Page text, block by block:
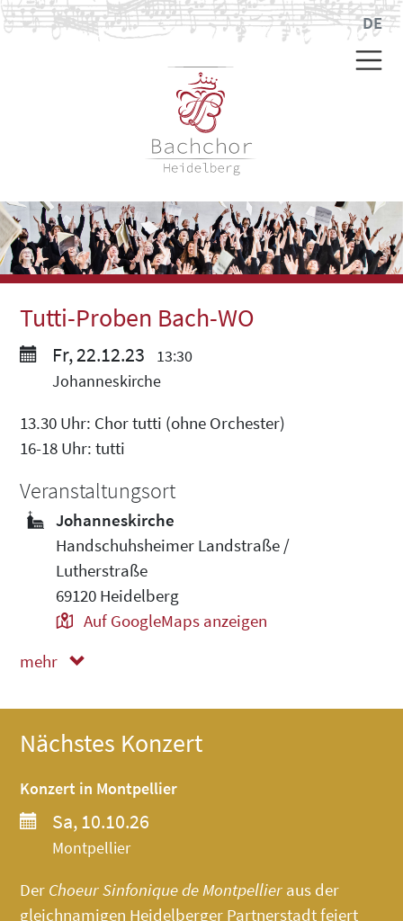
DE
Tutti-Proben Bach-WO
Fr, 22.12.23
13:30
Johanneskirche
13.30 Uhr: Chor tutti (ohne Orchester)
16-18 Uhr: tutti
Veranstaltungsort
Johanneskirche
Handschuhsheimer Landstraße /
Lutherstraße
69120 Heidelberg
Auf GoogleMaps anzeigen
mehr
Nächstes Konzert
Konzert in Montpellier
Sa, 10.10.26
Montpellier
Der Choeur Sinfonique de Montpellier aus der
gleichnamigen Heidelberger Partnerstadt feiert